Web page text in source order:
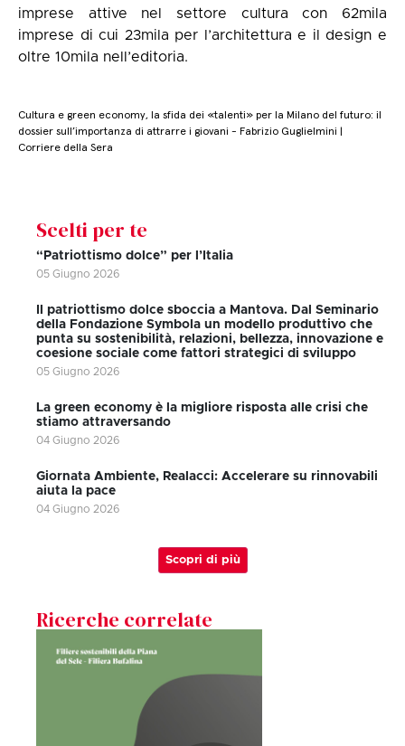
imprese attive nel settore cultura con 62mila
imprese di cui 23mila per l’architettura e il design e
oltre 10mila nell’editoria.
Cultura e green economy, la sfida dei «talenti» per la Milano del futuro: il
dossier sull’importanza di attrarre i giovani - Fabrizio Guglielmini |
Corriere della Sera
Scelti per te
“Patriottismo dolce” per l’Italia
05 Giugno 2026
Il patriottismo dolce sboccia a Mantova. Dal Seminario
della Fondazione Symbola un modello produttivo che
punta su sostenibilità, relazioni, bellezza, innovazione e
coesione sociale come fattori strategici di sviluppo
05 Giugno 2026
La green economy è la migliore risposta alle crisi che
stiamo attraversando
04 Giugno 2026
Giornata Ambiente, Realacci: Accelerare su rinnovabili
aiuta la pace
04 Giugno 2026
Scopri di più
Ricerche correlate